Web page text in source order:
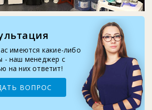
для помпы воды: шланг, носик,
приемника кулера для
имеются какие-либо
- наш менеджер с
на них ответит!
ВОПРОС